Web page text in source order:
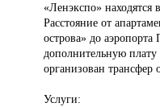
«Ленэкспо» находятся
Расстояние от
острова» до аэропорта
дополнительную
организован трансфер
Услуги: